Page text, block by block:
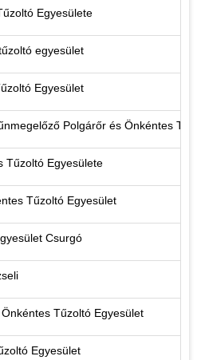
Egyesülete
egyesület
Egyesület
Polgárőr és Önkéntes
Tűzoltó Egyesülete
Tűzoltó Egyesület
Csurgó
Tűzoltó Egyesület
Egyesület